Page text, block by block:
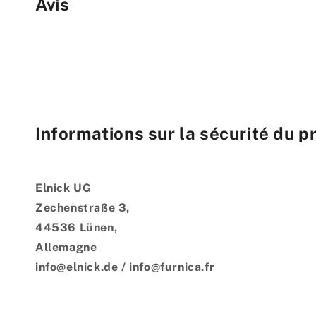
Avis
Informations sur la sécurité du
Elnick UG
Zechenstraße 3,
44536 Lünen,
Allemagne
info@elnick.de / info@furnica.fr